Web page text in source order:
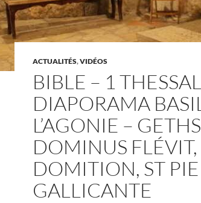
ACTUALITÉS,VIDÉOS
BIBLE – 1
DIAPORAMA
L’AGONIE –
DOMINUS
DOMITION, ST
GALLICANTE